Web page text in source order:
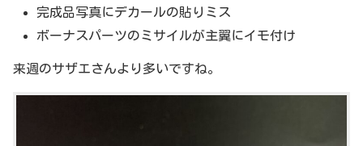
完成品写真にデカールの貼りミス
ボーナスパーツのミサイルが主翼にイモ付け
来週のサザエさんより多いですね。